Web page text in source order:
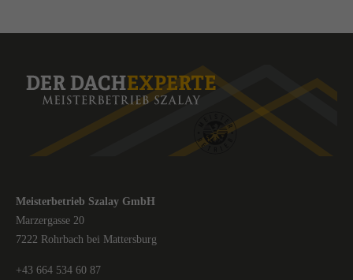
Meisterbetrieb Szalay GmbH
Marzergasse 20
7222 Rohrbach bei Mattersburg
+43 664 534 60 87